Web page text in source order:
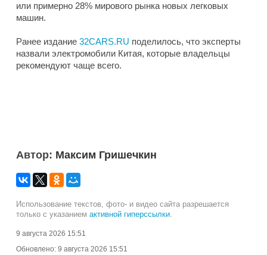
или примерно 28% мирового рынка новых легковых
машин.
Ранее издание 32CARS.RU поделилось, что эксперты
назвали электромобили Китая, которые владельцы
рекомендуют чаще всего.
Автор: Максим Гришечкин
Использование текстов, фото- и видео сайта разрешается
только с указанием активной гиперссылки.
9 августа 2026 15:51
Обновлено: 9 августа 2026 15:51